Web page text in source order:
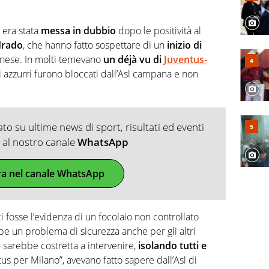
stata messa in dubbio dopo le positività al
, che hanno fatto sospettare di un inizio di
In molti temevano un déjà vu di Juventus-
furono bloccati dall’Asl campana e non
su ultime news di sport, risultati ed eventi
al nostro canaleWhatsApp
nel canale WhatsApp
fosse l’evidenza di un focolaio non controllato
un problema di sicurezza anche per gli altri
costretta a intervenire, isolando tutti e
per Milano”, avevano fatto sapere dall’Asl di